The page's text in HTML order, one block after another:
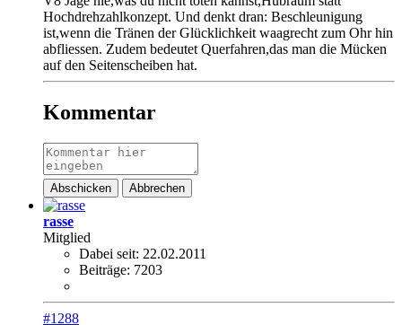
Hochdrehzahlkonzept. Und denkt dran: Beschleunigung
ist,wenn die Tränen der Glücklichkeit waagrecht zum Ohr hin
abfliessen. Zudem bedeutet Querfahren,das man die Mücken
auf den Seitenscheiben hat.
Kommentar
Abschicken Abbrechen
rasse
Mitglied
Dabei seit: 22.02.2011
Beiträge: 7203
#1288